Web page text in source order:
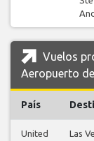
Vuelos
Aeropuerto
País
United
Las